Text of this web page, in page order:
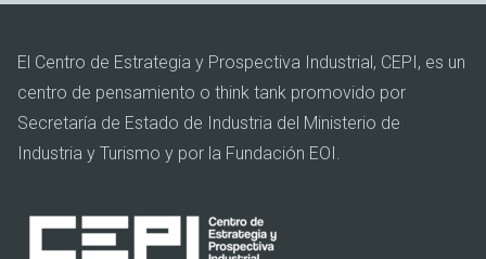
El Centro de Estrategia y Prospectiva Industrial, CEPI, es un
centro de pensamiento o think tank promovido por
Secretaría de Estado de Industria del Ministerio de
Industria y Turismo y por la Fundación EOI.